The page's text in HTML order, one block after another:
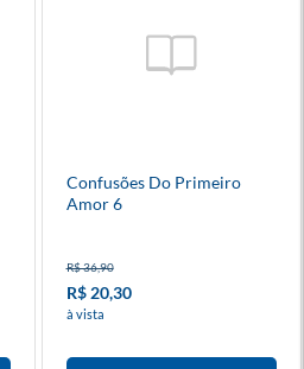
Confusões Do Primeiro
Amor 6
R$ 36,90
R$ 20,30
à vista